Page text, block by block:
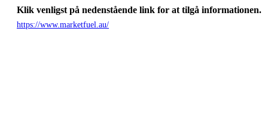
Klik venligst på nedenstående link for at tilgå informationen.
https://www.marketfuel.au/